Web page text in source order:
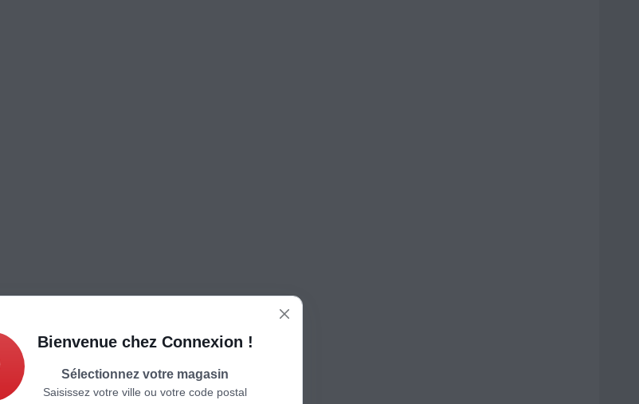
Bienvenue chez Connexion !
Sélectionnez votre magasin
Saisissez votre ville ou votre code postal